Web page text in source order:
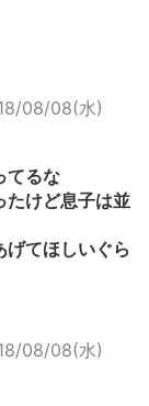
08/08(水)
てるな
たけど息子は並
てほしいぐら
08/08(水)